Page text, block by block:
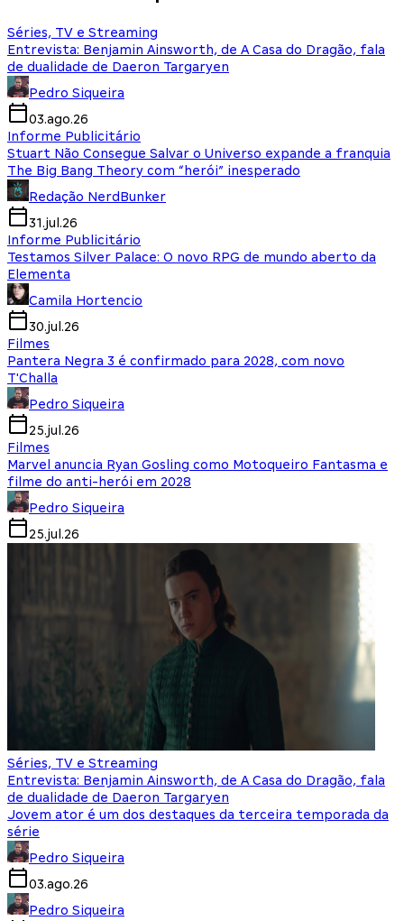
Séries, TV e Streaming
Entrevista: Benjamin Ainsworth, de A Casa do Dragão, fala
de dualidade de Daeron Targaryen
Pedro Siqueira
03.ago.26
Informe Publicitário
Stuart Não Consegue Salvar o Universo expande a franquia
The Big Bang Theory com “herói” inesperado
Redação NerdBunker
31.jul.26
Informe Publicitário
Testamos Silver Palace: O novo RPG de mundo aberto da
Elementa
Camila Hortencio
30.jul.26
Filmes
Pantera Negra 3 é confirmado para 2028, com novo
T'Challa
Pedro Siqueira
25.jul.26
Filmes
Marvel anuncia Ryan Gosling como Motoqueiro Fantasma e
filme do anti-herói em 2028
Pedro Siqueira
25.jul.26
Séries, TV e Streaming
Entrevista: Benjamin Ainsworth, de A Casa do Dragão, fala
de dualidade de Daeron Targaryen
Jovem ator é um dos destaques da terceira temporada da
série
Pedro Siqueira
03.ago.26
Pedro Siqueira